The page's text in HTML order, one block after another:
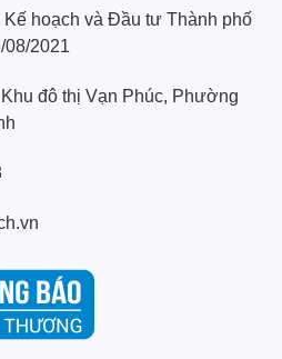
hoạch và Đầu tư Thành phố
08/2021
đô thị Vạn Phúc, Phường